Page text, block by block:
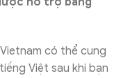
có thể cung
Việt sau khi bạn